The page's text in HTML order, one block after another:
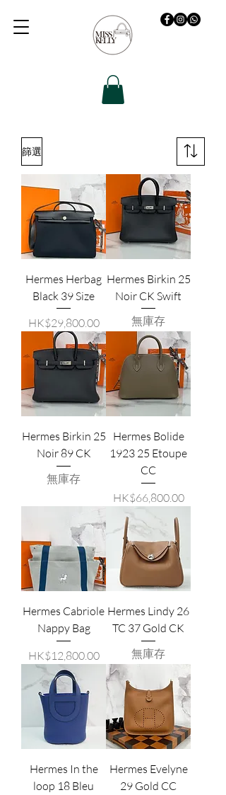
篩選
Hermes Herbag
Black 39 Size
價格
HK$29,800.00
Hermes Birkin 25
Noir CK Swift
無庫存
Hermes Birkin 25
Noir 89 CK
無庫存
Hermes Bolide
1923 25 Etoupe
CC
價格
HK$66,800.00
Hermes Cabriole
Nappy Bag
價格
HK$12,800.00
Hermes Lindy 26
TC 37 Gold CK
無庫存
Hermes In the
loop 18 Bleu
Hermes Evelyne
29 Gold CC